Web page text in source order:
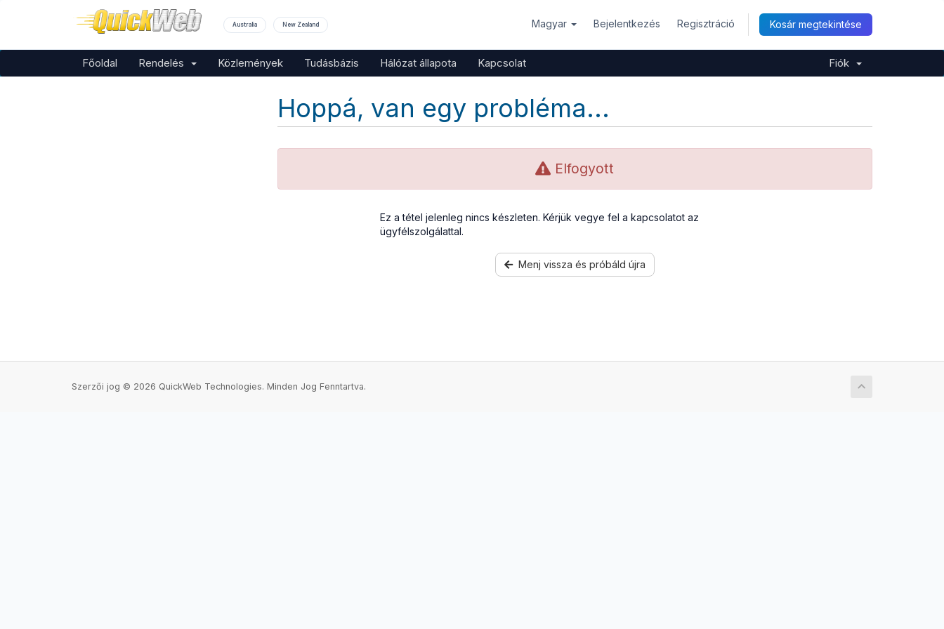
Magyar Bejelentkezés Regisztráció Kosár megtekintése
Australia New Zealand
Főoldal Rendelés Közlemények Tudásbázis Hálózat állapota Kapcsolat Fiók
Hoppá, van egy probléma...
Elfogyott
Ez a tétel jelenleg nincs készleten. Kérjük vegye fel a kapcsolatot az
ügyfélszolgálattal.
Menj vissza és próbáld újra
Szerzői jog © 2026 QuickWeb Technologies. Minden Jog Fenntartva.